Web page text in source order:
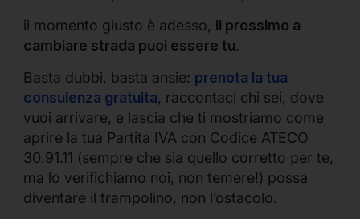
il momento giusto è adesso, il prossimo a
cambiare strada puoi essere tu.
Basta dubbi, basta ansie: prenota la tua
consulenza gratuita, raccontaci chi sei, dove
vuoi arrivare, e lascia che ti mostriamo come
aprire la tua Partita IVA con Codice ATECO
30.91.11 (sempre che sia quello corretto per te,
ma lo verifichiamo noi, non temere!) possa
diventare il trampolino, non l’ostacolo.